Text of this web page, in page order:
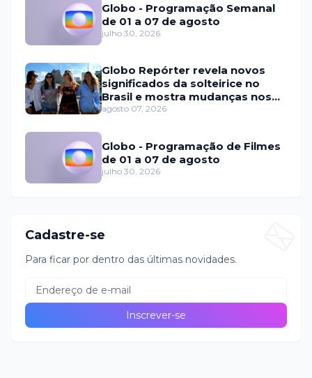
Globo - Programação Semanal
de 01 a 07 de agosto
julho 30, 2026
Globo Repórter revela novos
significados da solteirice no
Brasil e mostra mudanças nos
relacionamentos
agosto 07, 2026
Globo - Programação de Filmes
de 01 a 07 de agosto
julho 30, 2026
Cadastre-se
Para ficar por dentro das últimas novidades.